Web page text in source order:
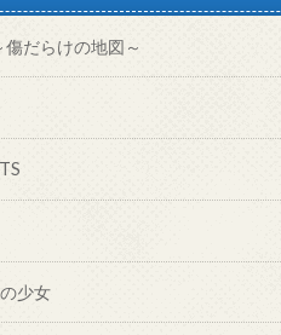
傷だらけの地図～
少女